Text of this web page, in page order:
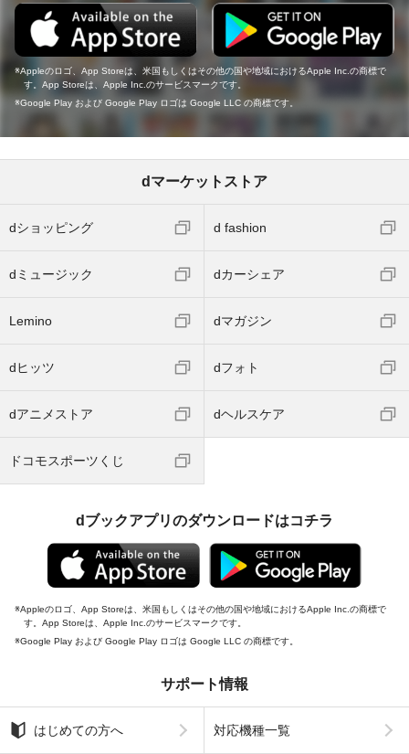
Appleのロゴ、App Storeは、米国もしくはその他の国や地域におけるApple Inc.の商標で
す。App Storeは、Apple Inc.のサービスマークです。
Google Play および Google Play ロゴは Google LLC の商標です。
dマーケットストア
dショッピング d fashion
dミュージック dカーシェア
Lemino dマガジン
dヒッツ dフォト
dアニメストア dヘルスケア
ドコモスポーツくじ
dブックアプリのダウンロードはコチラ
Appleのロゴ、App Storeは、米国もしくはその他の国や地域におけるApple Inc.の商標で
す。App Storeは、Apple Inc.のサービスマークです。
Google Play および Google Play ロゴは Google LLC の商標です。
サポート情報
はじめての方へ 対応機種一覧